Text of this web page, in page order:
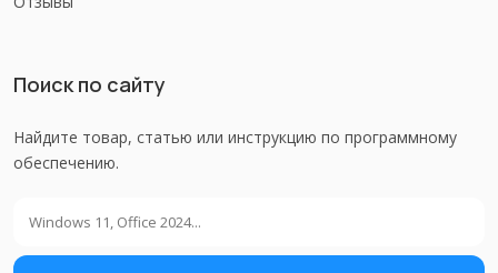
Поиск по сайту
Найдите товар, статью или инструкцию по программному
обеспечению.